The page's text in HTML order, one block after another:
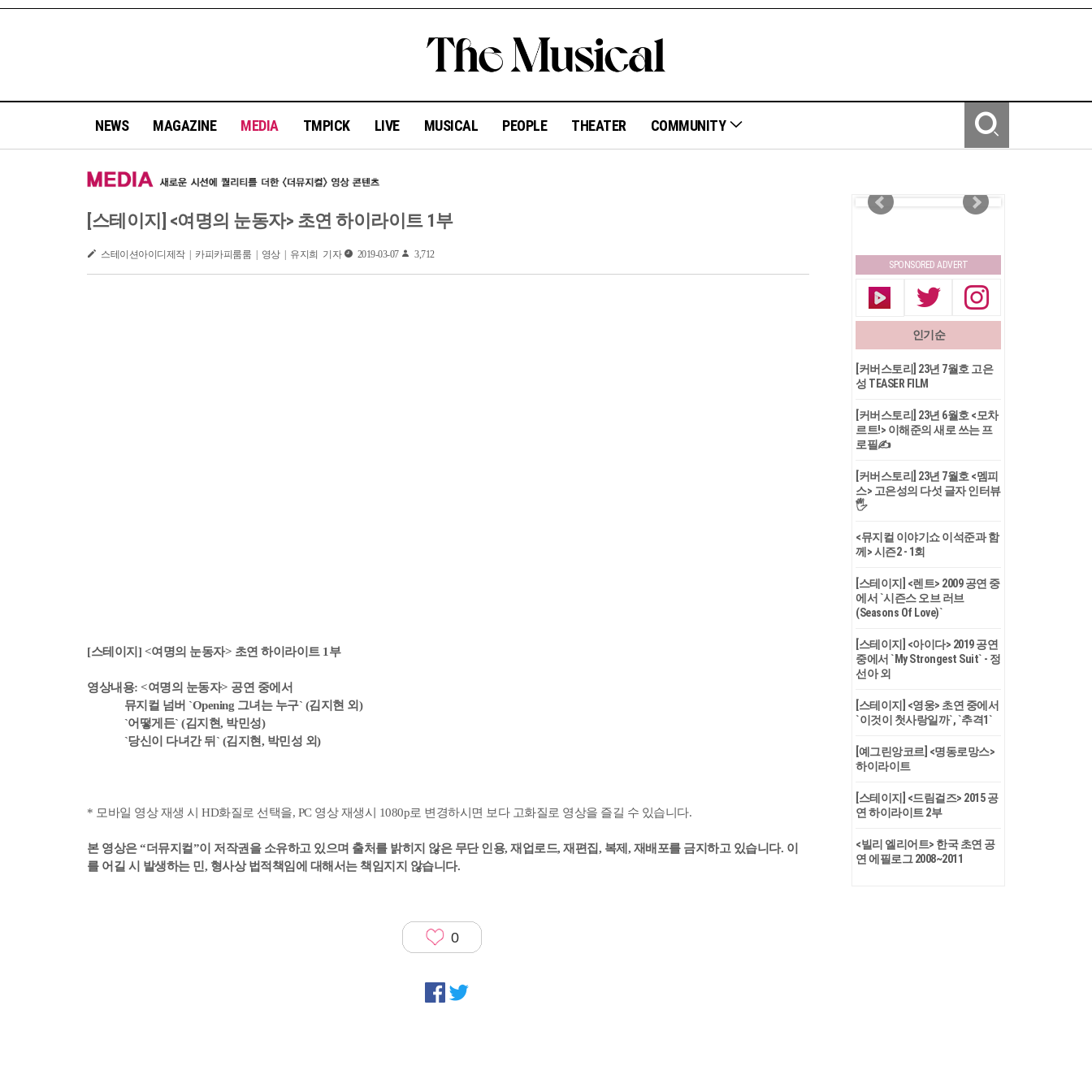
NEWS MAGAZINE MEDIA TMPICK LIVE MUSICAL PEOPLE THEATER COMMUNITY
[스테이지] <여명의 눈동자> 초연 하이라이트 1부
스테이션아이디제작 | 카피카피룸룸 | 영상 | 유지희 기자 2019-03-07 3,712
[스테이지] <여명의 눈동자> 초연 하이라이트 1부
영상내용: <여명의 눈동자> 공연 중에서
뮤지컬 넘버 `Opening 그녀는 누구` (김지현 외)
`어떻게든` (김지현, 박민성)
`당신이 다녀간 뒤` (김지현, 박민성 외)
* 모바일 영상 재생 시 HD화질로 선택을, PC 영상 재생시 1080p로 변경하시면 보다 고화질로 영상을 즐길 수 있습니다.
본 영상은 “더뮤지컬”이 저작권을 소유하고 있으며 출처를 밝히지 않은 무단 인용, 재업로드, 재편집, 복제, 재배포를 금지하고 있습니다. 이
를 어길 시 발생하는 민, 형사상 법적책임에 대해서는 책임지지 않습니다.
0
SPONSORED ADVERT
인기순
[커버스토리] 23년 7월호 고은
성 TEASER FILM
[커버스토리] 23년 6월호 <모차
르트!> 이해준의 새로 쓰는 프
로필✍
[커버스토리] 23년 7월호 <멤피
스> 고은성의 다섯 글자 인터뷰
🖐
<뮤지컬 이야기쇼 이석준과 함
께> 시즌2 - 1회
[스테이지] <렌트> 2009 공연 중
에서 `시즌스 오브 러브
(Seasons Of Love)`
[스테이지] <아이다> 2019 공연
중에서 `My Strongest Suit` - 정
선아 외
[스테이지] <영웅> 초연 중에서
`이것이 첫사랑일까`, `추격1`
[예그린앙코르] <명동로망스>
하이라이트
[스테이지] <드림걸즈> 2015 공
연 하이라이트 2부
<빌리 엘리어트> 한국 초연 공
연 에필로그 2008~2011